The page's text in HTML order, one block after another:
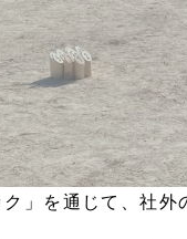
ク」を通じて、社